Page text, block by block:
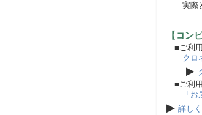
実際と
【コン
■ご利
クロ
▶
■ご利
「
▶ 詳し